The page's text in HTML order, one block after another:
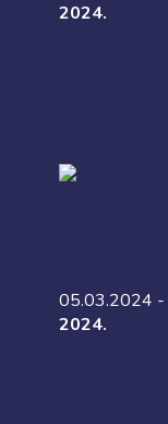
2024.
05.03.2024 -
2024.